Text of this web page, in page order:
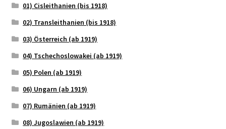
01) Cisleithanien (bis 1918)
02) Transleithanien (bis 1918)
03) Österreich (ab 1919)
04) Tschechoslowakei (ab 1919)
05) Polen (ab 1919)
06) Ungarn (ab 1919)
07) Rumänien (ab 1919)
08) Jugoslawien (ab 1919)